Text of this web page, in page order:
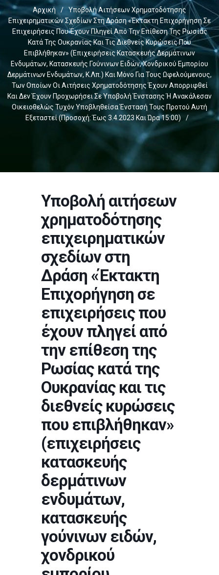
Αρχική /
Υποβολή Αιτήσεων Χρηματοδότησης
Επιχειρηματικών Σχεδίων Στη Δράση «Έκτακτη Επιχορήγηση Σε
Επιχειρήσεις Που Έχουν Πληγεί Από Την Επίθεση Της Ρωσίας
Κατά Της Ουκρανίας Και Τις Διεθνείς Κυρώσεις Που
Επιβλήθηκαν» (επιχειρήσεις Κατασκευής Δερμάτινων
Ενδυμάτων, Κατασκευής Γούνινων Ειδών, Χονδρικού Εμπορίου
Δερμάτινων Ενδυμάτων, Κ.λπ.) Και Μόνο Για Τους Ωφελούμενους,
Των Οποίων Οι Αιτήσεις Χρηματοδότησης Έχουν Απορριφθεί
Και Δεν Έχουν Προχωρήσει Σε Υποβολή Ένστασης Ή Ανακάλεσαν
Οικειοθελώς Τυχόν Υποβληθείσα Ένστασή Τους Προτού Αυτή
Εξεταστεί (Προσοχή: Έως 3.4.2023 Και Ώρα 15:00)
/
Υποβολή αιτήσεων
χρηματοδότησης
επιχειρηματικών
σχεδίων στη
Δράση «Έκτακτη
Επιχορήγηση σε
επιχειρήσεις που
έχουν πληγεί από
την επίθεση της
Ρωσίας κατά της
Ουκρανίας και τις
διεθνείς κυρώσεις
που επιβλήθηκαν»
(επιχειρήσεις
κατασκευής
δερμάτινων
ενδυμάτων,
κατασκευής
γούνινων ειδών,
χονδρικού